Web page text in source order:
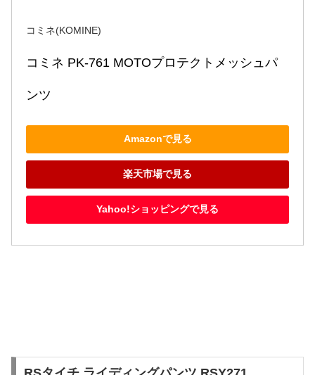
コミネ(KOMINE)
コミネ PK-761 MOTOプロテクトメッシュパ
ンツ
Amazonで見る
楽天市場で見る
Yahoo!ショッピングで見る